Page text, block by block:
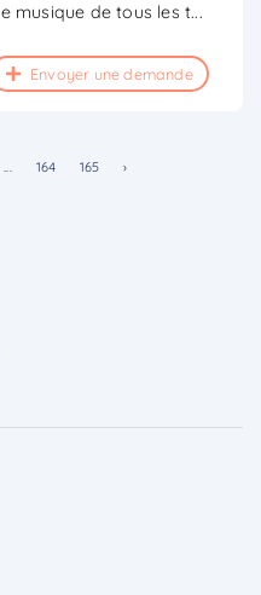
musique de tous les t...
Envoyer une demande
... 164 165 ›